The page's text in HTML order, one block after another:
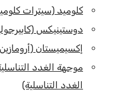
كلوميد (سيترات
دوستينيكس
إكسيميستان
موجهة الغدد
الغدد التناسلية)